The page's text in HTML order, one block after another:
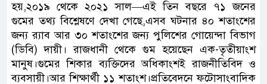
হয়,২০১৯ থেকে ২০২১ সাল—এই তিন বছরে ৭১ জনের
গুমের তথ্য বিশ্লেষণে দেখা গেছে,এসব ঘটনার ৪০ শতাংশের
জন্য র‍্যাব আর ৩০ শতাংশের জন্য পুলিশের গোয়েন্দা বিভাগ
(ডিবি) দায়ী। রাজধানী থেকে গুম হয়েছেন এক-তৃতীয়াংশ
মানুষ।গুমের শিকার ব্যক্তিদের অধিকাংশই রাজনীতিবিদ ও
ব্যবসায়ী।আর শিক্ষার্থী ১১ শতাংশ।প্রতিবেদনে ফটোসাংবাদিক